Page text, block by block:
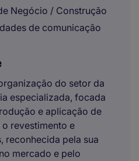
Negócio / Construção
de comunicação
do setor da
especializada, focada
e aplicação de
revestimento e
reconhecida pela sua
mercado e pelo